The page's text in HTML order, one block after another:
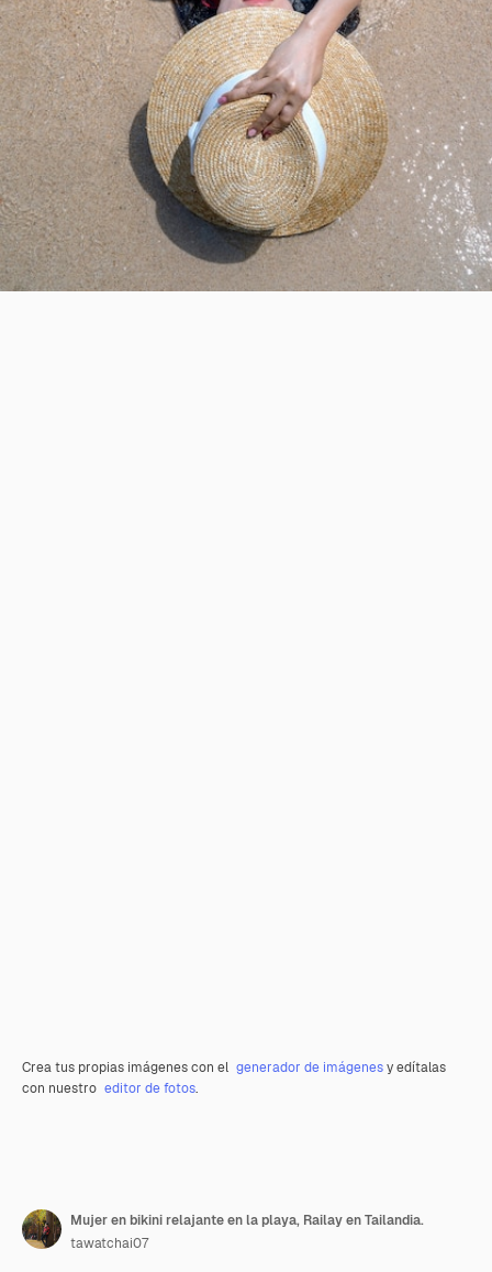
Crea tus propias imágenes con el generador de imágenesy edítalas
con nuestro editor de fotos.
Mujer en bikini relajante en la playa, Railay en Tailandia.
tawatchai07